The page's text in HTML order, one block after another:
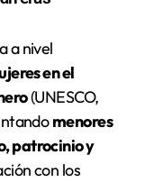
en el
(UNESCO,
menores
patrocinio y
con los